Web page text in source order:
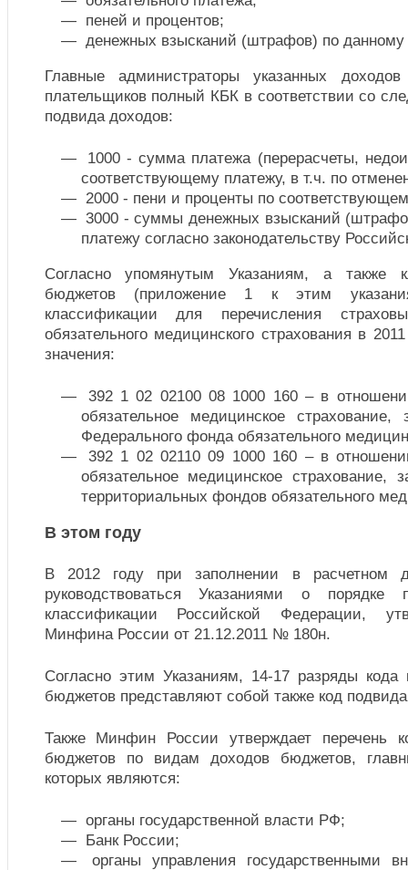
пеней и процентов;
денежных взысканий (штрафов) по данному
Главные администраторы указанных
плательщиков полный КБК в соответствии со
подвида доходов:
1000 - сумма платежа (перерасчеты,
соответствующему платежу, в т.ч. по
2000 - пени и проценты по
3000 - суммы денежных взысканий
платежу согласно законодательству
Согласно упомянутым Указаниям, а также
бюджетов (приложение 1 к этим
классификации для перечисления
обязательного медицинского страхования в
значения:
392 1 02 02100 08 1000 160 – в
обязательное медицинское
Федерального фонда обязательного
392 1 02 02110 09 1000 160 – в
обязательное медицинское
территориальных фондов обязательного
В этом году
В 2012 году при заполнении в расчетном
руководствоваться Указаниями о порядке
классификации Российской Федерации,
Минфина России от 21.12.2011 № 180н.
Согласно этим Указаниям, 14-17 разряды кода
бюджетов представляют собой также код
Также Минфин России утверждает перечень
бюджетов по видам доходов бюджетов,
которых являются:
органы государственной власти РФ;
Банк России;
органы управления государственными